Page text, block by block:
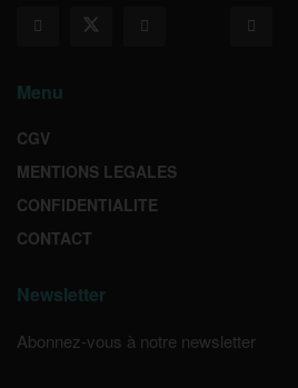
Menu
CGV
MENTIONS LEGALES
CONFIDENTIALITE
CONTACT
Newsletter
Abonnez-vous à notre newsletter